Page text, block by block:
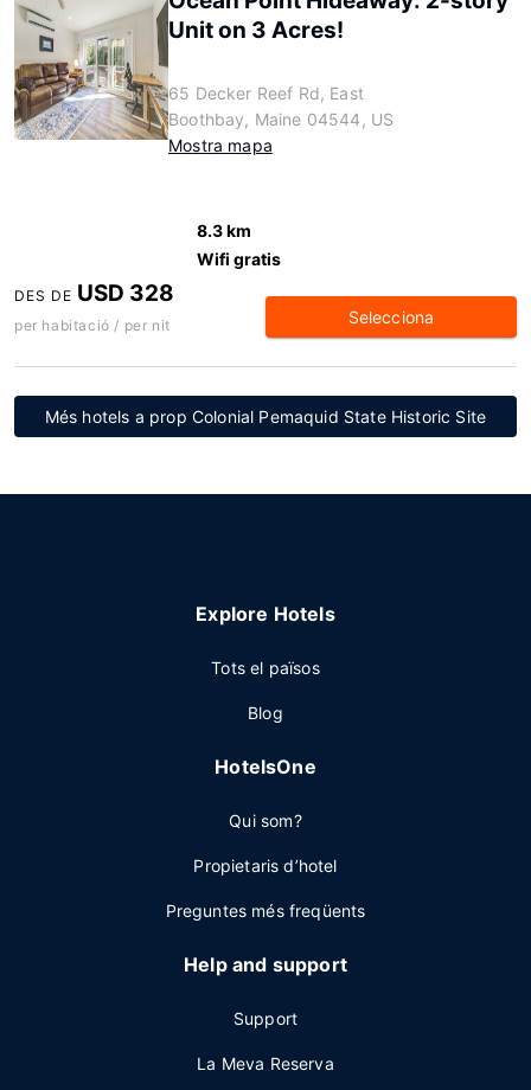
Unit on 3 Acres!
65 Decker Reef Rd, East
Boothbay, Maine 04544, US
Mostra mapa
8.3 km
Wifi gratis
DES DE USD 328
per habitació / per nit Selecciona
Més hotels a prop Colonial Pemaquid State Historic Site
Explore Hotels
Tots el països
Blog
HotelsOne
Qui som?
Propietaris d’hotel
Preguntes més freqüents
Help and support
Support
La Meva Reserva